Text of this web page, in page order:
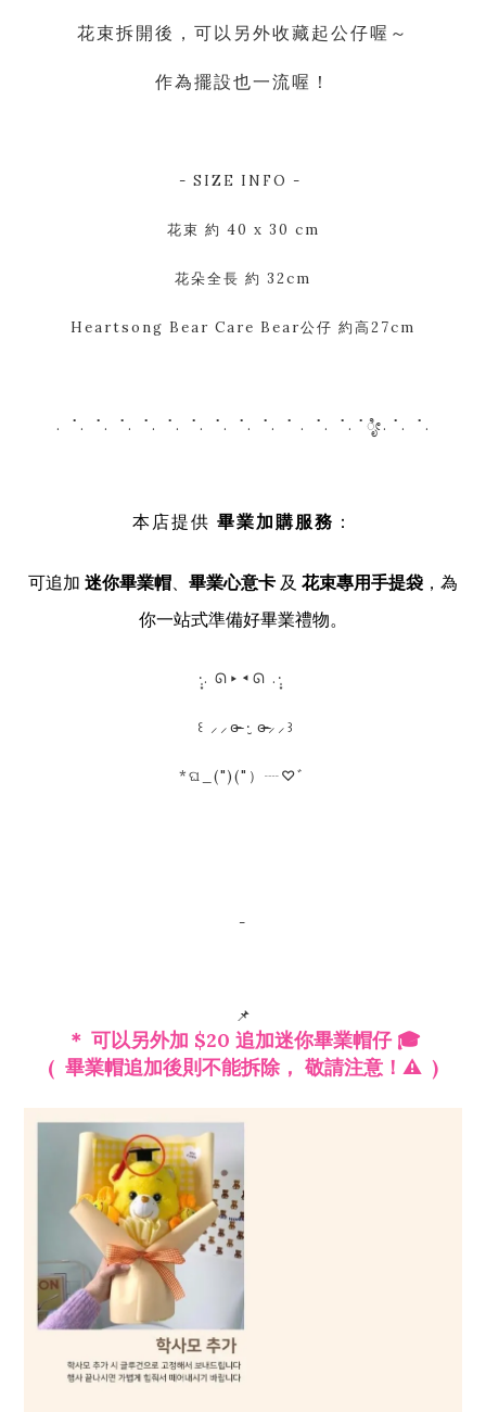
花束拆開後，可以另外收藏起公仔喔～
作為擺設也一流喔！
- SIZE INFO -
花束 約 40 x 30 cm
花朵全長 約 32cm
Heartsong Bear Care Bear公仔 約高27cm
. ⠈. ⠈. ⠈. ⠈. ⠈. ⠈. ⠈. ⠈. ⠈. ⠈ . ⠈. ⠈.⠈ೃೀ.⠈. ⠈.
本店提供 畢業加購服務 ：
可追加 迷你畢業帽、 畢業心意卡 及 花束專用手提袋 ，為
你一站式準備好畢業禮物。
·̩͙. ᘏ▸◂ᘏ .·̩͙
꒰ ⸝⸝ɞ̴̶̷ ·̮ ɞ̴̶̷⸝⸝꒱
*ଘ_(")("）┈♡ﾞ
-
📌
＊ 可以另外加 $20 追加迷你畢業帽仔 🎓
( 畢業帽追加後則不能拆除， 敬請注意！⚠️ )